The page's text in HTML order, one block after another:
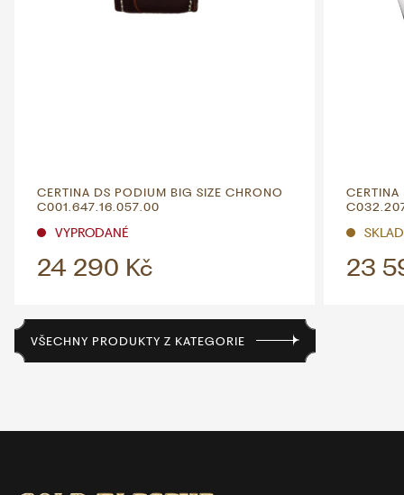
CERTINA DS PODIUM BIG SIZE CHRONO
C001.647.16.057.00
VYPRODANÉ
24 290 Kč
CERTINA
23
VŠECHNY PRODUKTY Z KATEGORIE